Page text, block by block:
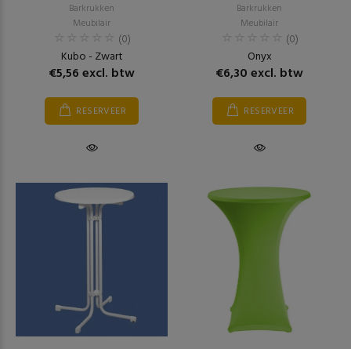
Barkrukken
Meubilair
(0)
Kubo - Zwart
€5,56 excl. btw
RESERVEER
Barkrukken
Meubilair
(0)
Onyx
€6,30 excl. btw
RESERVEER